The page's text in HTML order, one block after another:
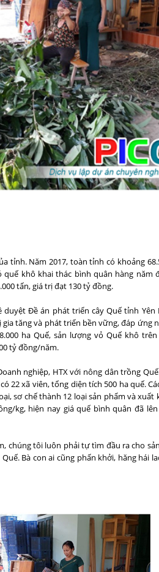
tỉnh. Năm 2017, toàn tỉnh có khoảng
quế khô khai thác bình quân hàng năm
tấn, giá trị đạt 130 tỷ đồng.
duyệt Đề án phát triển cây Quế tỉnh Yên
tăng và phát triển bền vững, đáp ứng
ha Quế, sản lượng vỏ Quế khô trên
tỷ đồng/năm.
nghiệp, HTX với nông dân trồng
22 xã viên, tổng diện tích 500 ha quế.
sơ chế thành 12 loại sản phẩm và xuất
kg, hiện nay giá quế bình quân đã lên
chúng tôi luôn phải tự tìm đầu ra cho
Bà con ai cũng phấn khởi, hăng hái